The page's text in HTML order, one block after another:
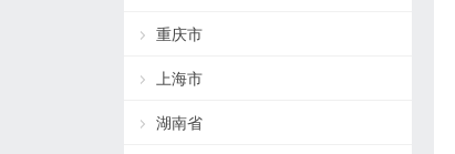
重庆市
上海市
湖南省